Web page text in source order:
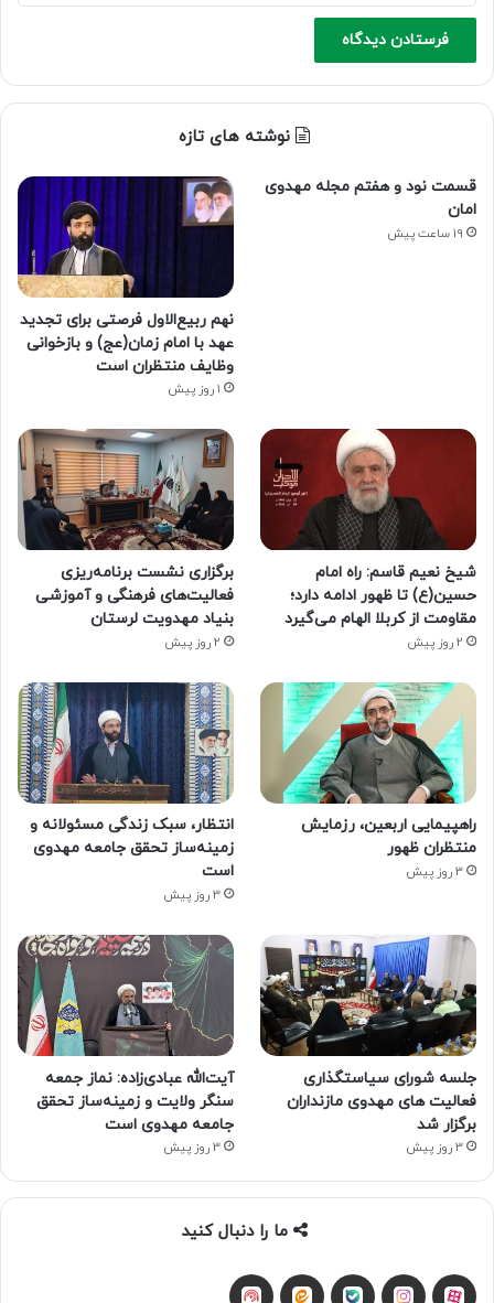
نوشته های تازه
قسمت نود و هفتم مجله مهدوی
امان
19 ساعت پیش
نهم ربیع‌الاول فرصتی برای تجدید
عهد با امام زمان(عج) و بازخوانی
وظایف منتظران است
1 روز پیش
شیخ نعیم قاسم: راه امام
حسین(ع) تا ظهور ادامه دارد؛
مقاومت از کربلا الهام می‌گیرد
2 روز پیش
برگزاری نشست برنامه‌ریزی
فعالیت‌های فرهنگی و آموزشی
بنیاد مهدویت لرستان
2 روز پیش
راهپیمایی اربعین، رزمایش
منتظران ظهور
3 روز پیش
انتظار، سبک زندگی مسئولانه و
زمینه‌ساز تحقق جامعه مهدوی
است
3 روز پیش
جلسه شورای سیاستگذاری
فعالیت های مهدوی مازنداران
برگزار شد
3 روز پیش
آیت‌الله عبادی‌زاده: نماز جمعه
سنگر ولایت و زمینه‌ساز تحقق
جامعه مهدوی است
3 روز پیش
ما را دنبال کنید
آپاراتاینستاگرام
بله ایتا شنوتو